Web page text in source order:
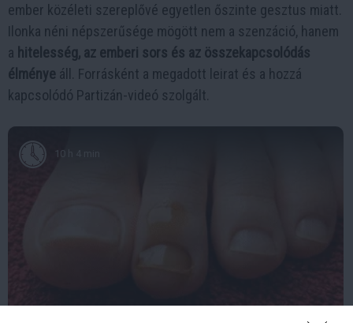
ember közéleti szereplővé egyetlen őszinte gesztus miatt.
Ilonka néni népszerűsége mögött nem a szenzáció, hanem
a hitelesség, az emberi sors és az összekapcsolódás
élménye áll. Forrásként a megadott leirat és a hozzá
kapcsolódó Partizán-videó szolgált.
10 h 4 min